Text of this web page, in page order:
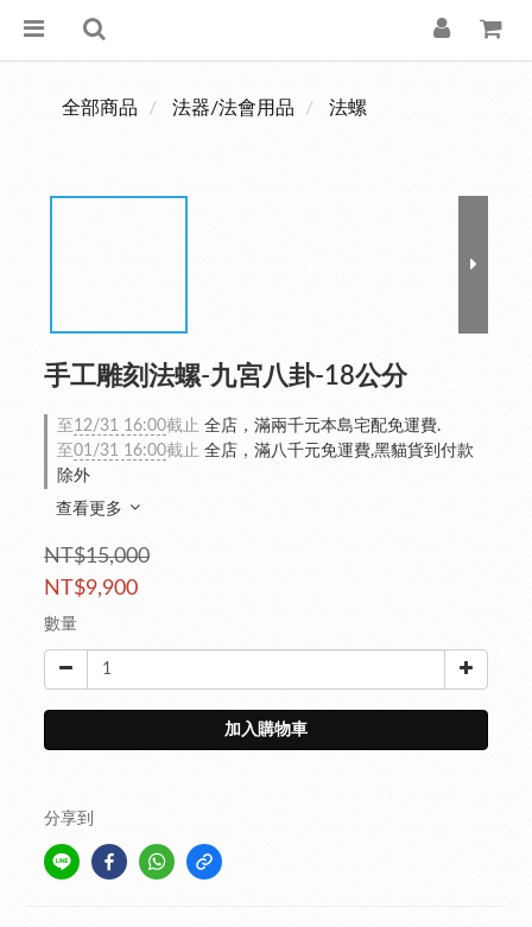
全部商品 法器/法會用品 法螺
手工雕刻法螺-九宮八卦-18公分
至 12/31 16:00截止 全店，滿兩千元本島宅配免運費.
至01/31 16:00截止 全店，滿八千元免運費,黑貓貨到付款
除外
查看更多
NT$15,000
NT$9,900
數量
加入購物車
分享到